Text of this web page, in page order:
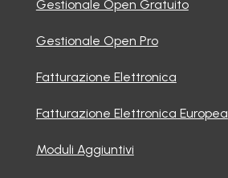
Gestionale Open Gratuito
Gestionale Open Pro
Fatturazione Elettronica
Fatturazione Elettronica Europea
Moduli Aggiuntivi